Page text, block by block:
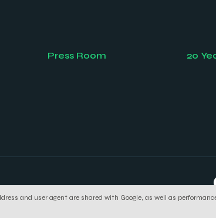
Press Room 20
and user agent are shared with Google, as well as